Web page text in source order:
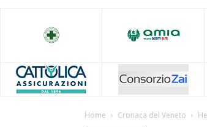
Home Cronaca del Veneto